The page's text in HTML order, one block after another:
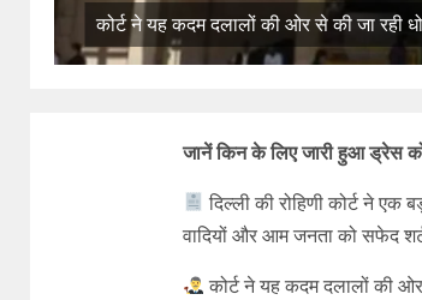
कोर्ट ने यह कदम दलालों की ओर से की जा रही
जानें किन के लिए जारी हुआ ड्रेस
दिल्ली की रोहिणी कोर्ट ने एक
वादियों और आम जनता को सफेद
कोर्ट ने यह कदम दलालों की